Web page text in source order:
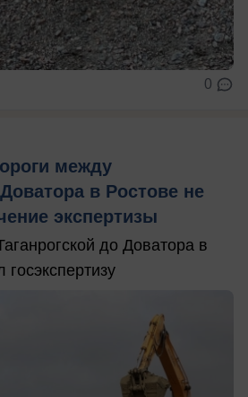
0
между
в Ростове не
экспертизы
до Доватора в